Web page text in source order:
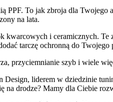
PPF. To jak zbroja dla
na lata.
kwarcowych i ceramicznych.
tarczę ochronną do Twojego
przyciemnianie szyb i wiele
Design, liderem w dziedzinie
na drodze? Mamy dla Ciebie